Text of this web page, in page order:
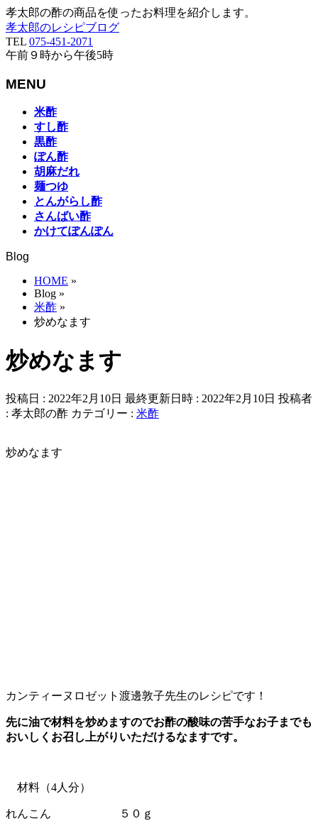
孝太郎の酢の商品を使ったお料理を紹介します。
孝太郎のレシピブログ
TEL 075-451-2071
午前９時から午後5時
MENU
米酢
すし酢
黒酢
ぽん酢
胡麻だれ
麺つゆ
とんがらし酢
さんばい酢
かけてぽんぽん
Blog
HOME »
Blog »
米酢 »
炒めなます
炒めなます
投稿日 : 2022年2月10日 最終更新日時 : 2022年2月10日 投稿者
: 孝太郎の酢 カテゴリー : 米酢
炒めなます
カンティーヌロゼット渡邊敦子先生のレシピです！
先に油で材料を炒めますのでお酢の酸味の苦手なお子までも
おいしくお召し上がりいただけるなますです。
材料（4人分）
れんこん ５０ｇ